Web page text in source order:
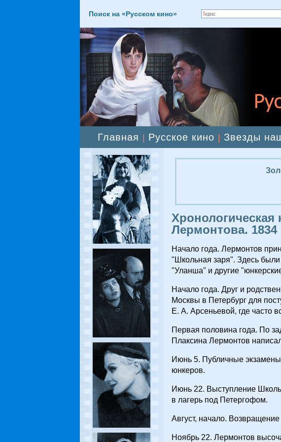
Поиск на «Русском кино»
Главная Русское кино Звезды
Лермонтова. 1834
Начало года. Лермонтов
"Школьная заря". Здесь
"Уланша" и другие
Начало года. Друг и
Москвы в Петербург для
Е. А. Арсеньевой, где часто
Первая половина года. По
Плаксина Лермонтов
Июнь 5. Публичные
юнкеров.
Июнь 22. Выступление
в лагерь под Петергофом.
Август, начало.
Ноябрь 22. Лермонтов